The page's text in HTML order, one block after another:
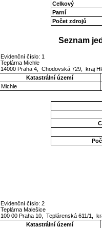
Celkový
Parní
Počet zdrojů
Seznam
Evidenční číslo: 1
Teplárna Michle
14000 Praha 4, Chodovská 729, kraj
Katastrální území
Michle
Evidenční číslo: 2
Teplárna Malešice
100 00 Praha 10, Teplárenská 611/1,
Katastrální území